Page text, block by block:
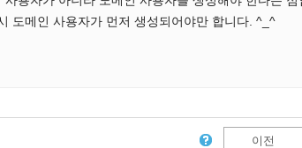
도메인 사용자가 먼저 생성되어야만 합니다. ^_^
이전